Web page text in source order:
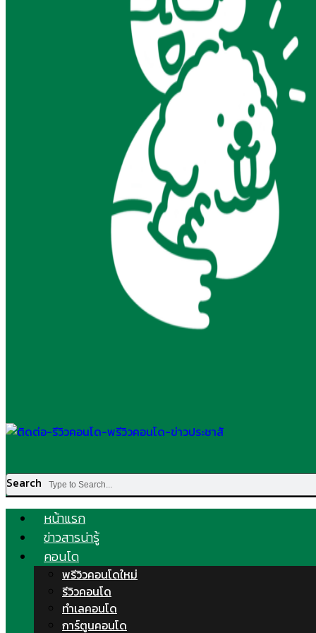
Search
หน้าแรก
ข่าวสารน่ารู้
คอนโด
พรีวิวคอนโดใหม่
รีวิวคอนโด
ทำเลคอนโด
การ์ตูนคอนโด